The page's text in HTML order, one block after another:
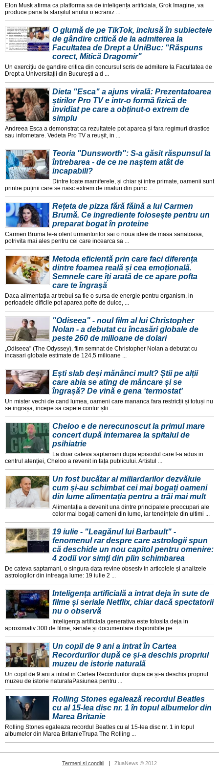
Elon Musk afirma ca platforma sa de inteligența artificiala, Grok Imagine, va
produce pana la sfarșitul anului o ecraniz ...
O glumă de pe TikTok, inclusă în subiectele
de gândire critică de la admiterea la
Facultatea de Drept a UniBuc: "Răspuns
corect, Mitică Dragomir"
Un exercițiu de gandire critica din concursul scris de admitere la Facultatea de
Drept a Universitații din București a d ...
Dieta "Esca" a ajuns virală: Prezentatoarea
știrilor Pro TV e intr-o formă fizică de
invidiat pe care a obținut-o extrem de
simplu
Andreea Esca a demonstrat ca rezultatele pot aparea și fara regimuri drastice
sau infometare. Vedeta Pro TV a reușit, in ...
Teoria "Dunsworth": S-a găsit răspunsul la
întrebarea - de ce ne naștem atât de
incapabili?
Dintre toate mamiferele, și chiar și intre primate, oamenii sunt
printre puținii care se nasc extrem de imaturi din punc ...
Rețeta de pizza fără făină a lui Carmen
Brumă. Ce ingrediente folosește pentru un
preparat bogat în proteine
Carmen Bruma le-a oferit urmaritorilor sai o noua idee de masa sanatoasa,
potrivita mai ales pentru cei care incearca sa ...
Metoda eficientă prin care faci diferența
dintre foamea reală și cea emoțională.
Semnele care îți arată de ce apare pofta
care te îngrașă
Daca alimentația ar trebui sa fie o sursa de energie pentru organism, in
perioadele dificile pot aparea pofte de dulce, ...
"Odiseea" - noul film al lui Christopher
Nolan - a debutat cu încasări globale de
peste 260 de milioane de dolari
„Odiseea" (The Odyssey), film semnat de Christopher Nolan a debutat cu
incasari globale estimate de 124,5 milioane ...
Ești slab deși mănânci mult? Știi pe alții
care abia se ating de mâncare și se
îngrașă? De vină e gena 'termostat'
Un mister vechi de cand lumea, oameni care mananca fara restricții și totuși nu
se ingrașa, incepe sa capete contur știi ...
Cheloo e de nerecunoscut la primul mare
concert după internarea la spitalul de
psihiatrie
La doar cateva saptamani dupa episodul care l-a adus in
centrul atenției, Cheloo a revenit in fața publicului. Artistul ...
Un fost bucătar al miliardarilor dezvăluie
cum și-au schimbat cei mai bogați oameni
din lume alimentația pentru a trăi mai mult
Alimentația a devenit una dintre principalele preocupari ale
celor mai bogați oameni din lume, iar tendințele din ultimi ...
19 iulie - "Leagănul lui Barbault" -
fenomenul rar despre care astrologii spun
că deschide un nou capitol pentru omenire:
4 zodii vor simți din plin schimbarea
De cateva saptamani, o singura data revine obsesiv in articolele și analizele
astrologilor din intreaga lume: 19 iulie 2 ...
Inteligența artificială a intrat deja în sute de
filme și seriale Netflix, chiar dacă spectatorii
nu o observă
Inteligența artificiala generativa este folosita deja in
aproximativ 300 de filme, seriale și documentare disponibile pe ...
Un copil de 9 ani a intrat în Cartea
Recordurilor după ce și-a deschis propriul
muzeu de istorie naturală
Un copil de 9 ani a intrat in Cartea Recordurilor dupa ce și-a deschis propriul
muzeu de istorie naturalaPasiunea pentru ...
Rolling Stones egalează recordul Beatles
cu al 15-lea disc nr. 1 în topul albumelor din
Marea Britanie
Rolling Stones egaleaza recordul Beatles cu al 15-lea disc nr. 1 in topul
albumelor din Marea BritanieTrupa The Rolling ...
Termeni si conditii ZiuaNews © 2012